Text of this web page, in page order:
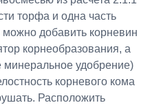
торфа и одна часть
добавить корневин
корнеобразования, а
удобрение)
корневого кома
Расположить